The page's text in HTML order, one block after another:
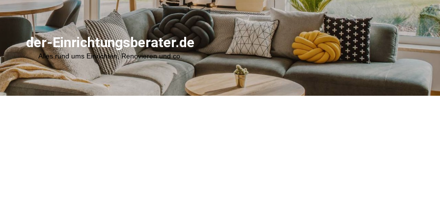
der-Einrichtungsberater.de
Alles rund ums Einrichten, Renovieren und co.